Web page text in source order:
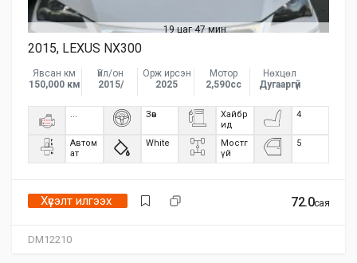
19 цаг 47 мин
DM12210
2015, LEXUS NX300
Явсан км
150,000 км
Үйл/он
2015/
Орж ирсэн
2025
Мотор
2,590сс
Нөхцөл
Дугааргүй
... Зөв
Хайбр
ид
4
Автом
ат
White
Мостг
үй
5
72.0сая
Хүсэлт илгээх